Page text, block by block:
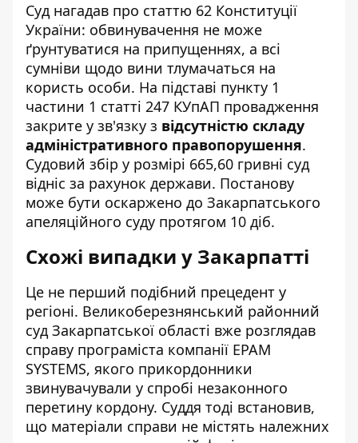
Суд нагадав про статтю 62 Конституції
України: обвинувачення не може
ґрунтуватися на припущеннях, а всі
сумніви щодо вини тлумачаться на
користь особи. На підставі пункту 1
частини 1 статті 247 КУпАП провадження
закрите у зв'язку з відсутністю складу
адміністративного правопорушення.
Судовий збір у розмірі 665,60 гривні суд
відніс за рахунок держави. Постанову
може бути оскаржено до Закарпатського
апеляційного суду протягом 10 діб.
Схожі випадки у Закарпатті
Це не перший подібний прецедент у
регіоні. Великоберезнянський районний
суд Закарпатської області вже розглядав
справу програміста компанії EPAM
SYSTEMS, якого прикордонники
звинувачували у спробі незаконного
перетину кордону. Суддя тоді встановив,
що матеріали справи не містять належних